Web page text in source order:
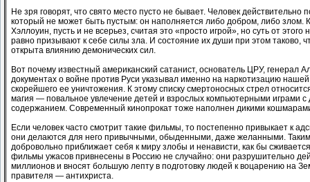
Не зря говорят, что свято место пусто не бывает. Человек действительно
который не может быть пустым: он наполняется либо добром, либо злом.
Хэллоуин, пусть и не всерьез, считая это «просто игрой», но суть от этого
равно призывают к себе силы зла. И состояние их души при этом таково,
открыта влиянию демонических сил.
Вот почему известный американский сатанист, основатель ЦРУ, генерал
документах о войне против Руси указывал именно на наркотизацию
скорейшего ее уничтожения. К этому списку смертоносных стрел
магия — повальное увлечение детей и взрослых компьютерными играми с
содержанием. Современный кинопрокат тоже наполнен дикими
Если человек часто смотрит такие фильмы, то постепенно привыкает к
они делаются для него привычными, обыденными, даже желанными.
добровольно приближает себя к миру злобы и ненависти, как бы
фильмы ужасов привнесены в Россию не случайно: они разрушительно
миллионов и вносят большую лепту в подготовку людей к воцарению на
правителя — антихриста.